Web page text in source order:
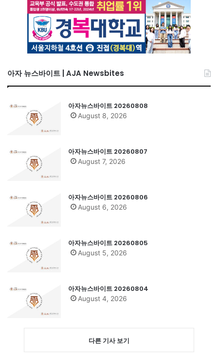
아자 뉴스바이트 | AJA Newsbites
아자뉴스바이트 20260808
August 8, 2026
아자뉴스바이트 20260807
August 7, 2026
아자뉴스바이트 20260806
August 6, 2026
아자뉴스바이트 20260805
August 5, 2026
아자뉴스바이트 20260804
August 4, 2026
다른 기사 보기